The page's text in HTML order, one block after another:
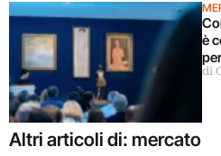
è
di
Altri articoli di: mercato